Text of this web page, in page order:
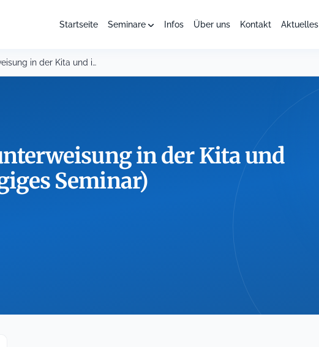
Startseite Seminare Infos Über uns Kontakt Aktuelles
Die Mitarbeiterunterweisung in der Kita und im Hort...
in der Kita und
Seminar)